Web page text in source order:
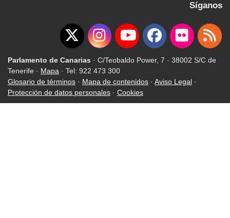
Síganos
Parlamento de Canarias · C/Teobaldo Power, 7 · 38002 S/C de
Tenerife · Mapa · Tel: 922 473 300
Glosario de términos · Mapa de contenidos · Aviso Legal ·
Protección de datos personales · Cookies